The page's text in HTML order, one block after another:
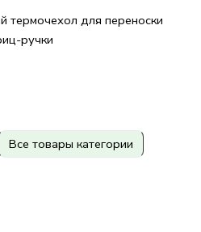
термочехол для переноски
ручки
Все товары категории